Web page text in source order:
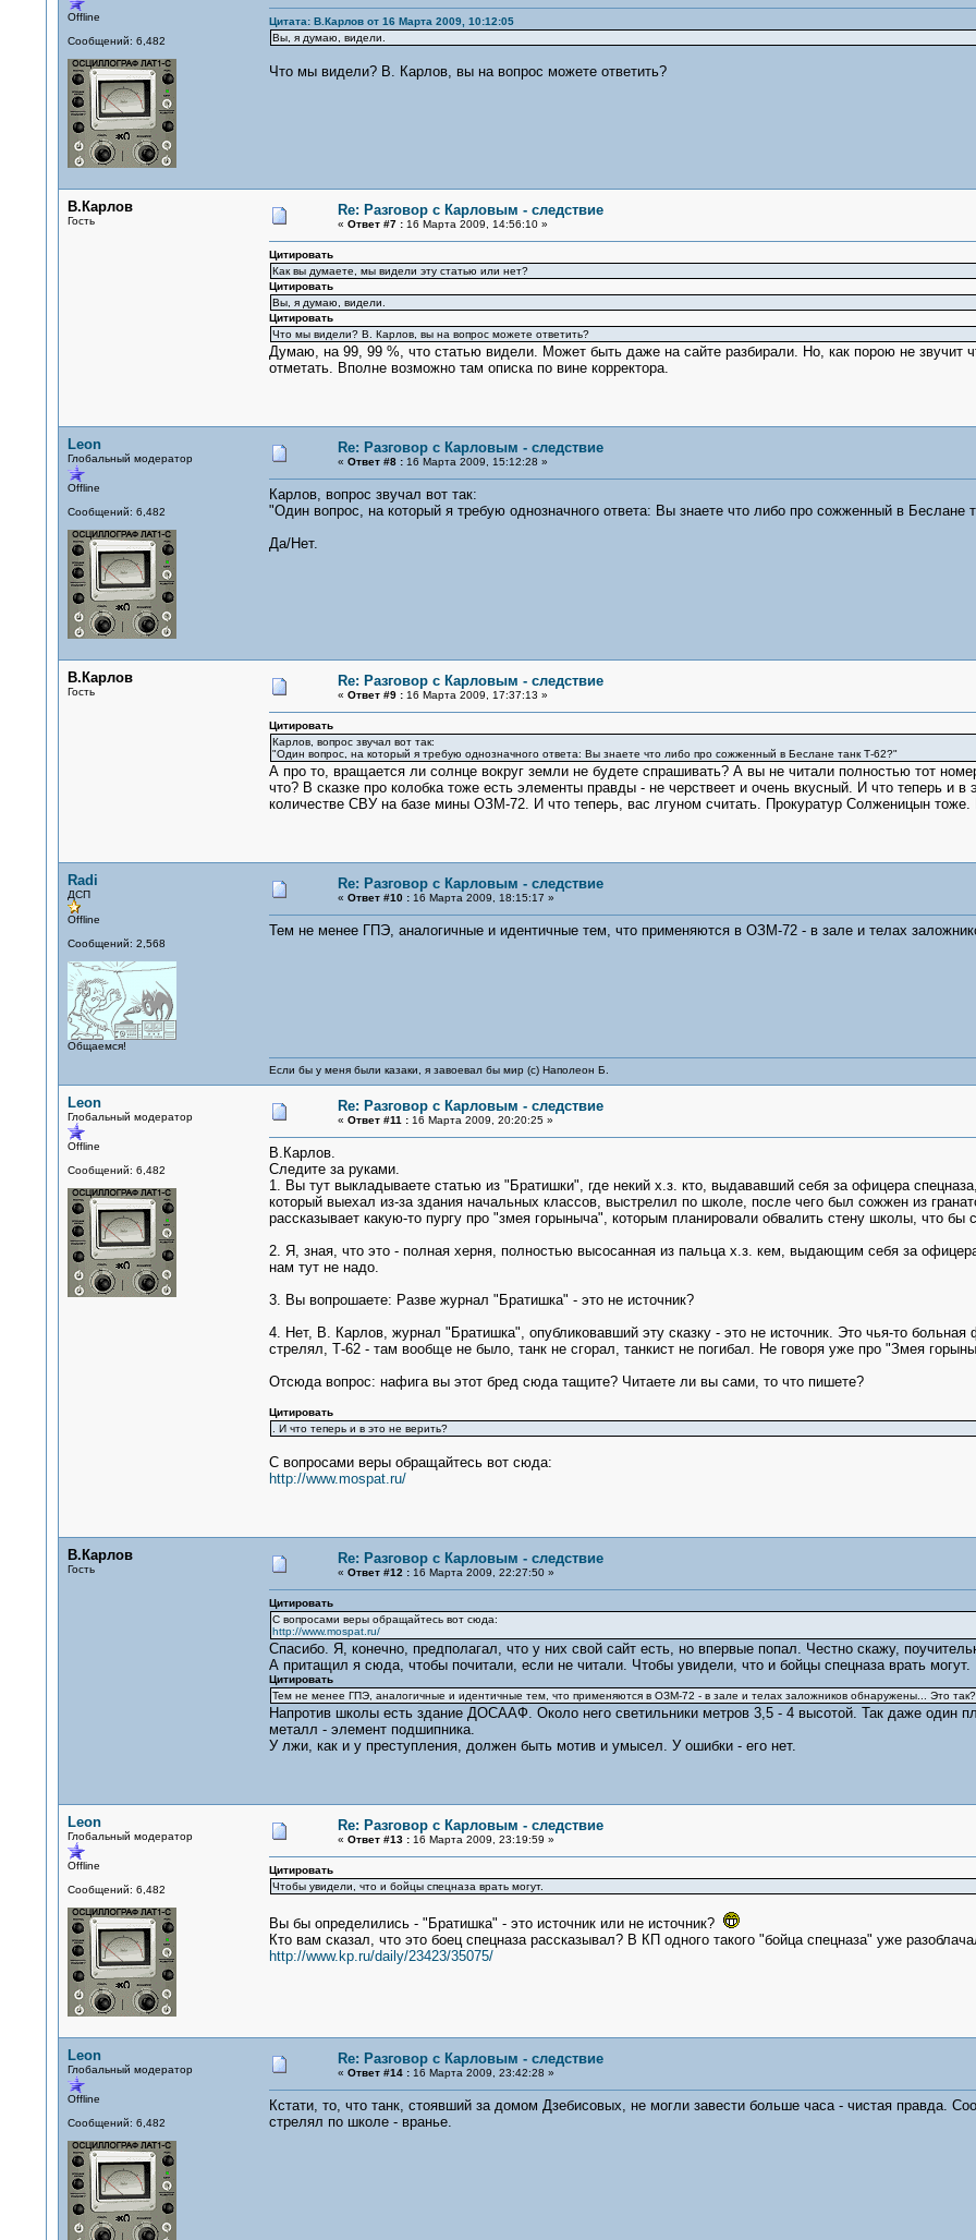
Offline
Сообщений: 6,482
Цитата: В.Карлов от 16 Марта 2009, 10:12:05
Вы, я думаю, видели.
Что мы видели? В. Карлов, вы на вопрос можете ответить?
В.Карлов
Гость
Re: Разговор с Карловым - следствие
« Ответ #7 :16 Марта 2009, 14:56:10 »
Цитировать
Как вы думаете, мы видели эту статью или нет?
Цитировать
Вы, я думаю, видели.
Цитировать
Что мы видели? В. Карлов, вы на вопрос можете ответить?
Думаю, на 99, 99 %, что статью видели. Может быть даже на сайте разбирали. Но, как порою не звучит
отметать. Вполне возможно там описка по вине корректора.
Leon
Глобальный модератор
Offline
Сообщений: 6,482
Re: Разговор с Карловым - следствие
« Ответ #8 :16 Марта 2009, 15:12:28 »
Карлов, вопрос звучал вот так:
"Один вопрос, на который я требую однозначного ответа: Вы знаете что либо про сожженный в Беслане
Да/Нет.
В.Карлов
Гость
Re: Разговор с Карловым - следствие
« Ответ #9 :16 Марта 2009, 17:37:13 »
Цитировать
Карлов, вопрос звучал вот так:
"Один вопрос, на который я требую однозначного ответа: Вы знаете что либо про сожженный в Беслане танк Т-62?"
А про то, вращается ли солнце вокруг земли не будете спрашивать? А вы не читали полностью тот
что? В сказке про колобка тоже есть элементы правды - не черствеет и очень вкусный. И что теперь и
количестве СВУ на базе мины ОЗМ-72. И что теперь, вас лгуном считать. Прокуратур Солженицын
Radi
ДСП
Offline
Сообщений: 2,568
Общаемся!
Re: Разговор с Карловым - следствие
« Ответ #10 :16 Марта 2009, 18:15:17 »
Тем не менее ГПЭ, аналогичные и идентичные тем, что применяются в ОЗМ-72 - в зале и телах
Если бы у меня были казаки, я завоевал бы мир (с) Наполеон Б.
Leon
Глобальный модератор
Offline
Сообщений: 6,482
Re: Разговор с Карловым - следствие
« Ответ #11 :16 Марта 2009, 20:20:25 »
В.Карлов.
Следите за руками.
1. Вы тут выкладываете статью из "Братишки", где некий х.з. кто, выдававший себя за офицера
который выехал из-за здания начальных классов, выстрелил по школе, после чего был сожжен из
рассказывает какую-то пургу про "змея горыныча", которым планировали обвалить стену школы, что бы
2. Я, зная, что это - полная херня, полностью высосанная из пальца х.з. кем, выдающим себя за
нам тут не надо.
3. Вы вопрошаете: Разве журнал "Братишка" - это не источник?
4. Нет, В. Карлов, журнал "Братишка", опубликовавший эту сказку - это не источник. Это чья-то
стрелял, Т-62 - там вообще не было, танк не сгорал, танкист не погибал. Не говоря уже про "Змея
Отсюда вопрос: нафига вы этот бред сюда тащите? Читаете ли вы сами, то что пишете?
Цитировать
. И что теперь и в это не верить?
С вопросами веры обращайтесь вот сюда:
http://www.mospat.ru/
В.Карлов
Гость
Re: Разговор с Карловым - следствие
« Ответ #12 :16 Марта 2009, 22:27:50 »
Цитировать
С вопросами веры обращайтесь вот сюда:
http://www.mospat.ru/
Спасибо. Я, конечно, предполагал, что у них свой сайт есть, но впервые попал. Честно скажу,
А притащил я сюда, чтобы почитали, если не читали. Чтобы увидели, что и бойцы спецназа врать могут.
Цитировать
Тем не менее ГПЭ, аналогичные и идентичные тем, что применяются в ОЗМ-72 - в зале и телах заложников обнаружены... Это так?
Напротив школы есть здание ДОСААФ. Около него светильники метров 3,5 - 4 высотой. Так даже один
металл - элемент подшипника.
У лжи, как и у преступления, должен быть мотив и умысел. У ошибки - его нет.
Leon
Глобальный модератор
Offline
Сообщений: 6,482
Re: Разговор с Карловым - следствие
« Ответ #13 :16 Марта 2009, 23:19:59 »
Цитировать
Чтобы увидели, что и бойцы спецназа врать могут.
Вы бы определились - "Братишка" - это источник или не источник?
Кто вам сказал, что это боец спецназа рассказывал? В КП одного такого "бойца спецназа" уже
http://www.kp.ru/daily/23423/35075/
Leon
Глобальный модератор
Offline
Сообщений: 6,482
Re: Разговор с Карловым - следствие
« Ответ #14 :16 Марта 2009, 23:42:28 »
Кстати, то, что танк, стоявший за домом Дзебисовых, не могли завести больше часа - чистая правда.
стрелял по школе - вранье.